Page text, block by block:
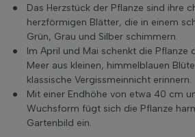
Das Herzstück der Pflanze sind ihre
herzförmigen Blätter, die in einem
Grün, Grau und Silber schimmern.
Im April und Mai schenkt die Pflanze
Meer aus kleinen, himmelblauen
klassische Vergissmeinnicht erinnern.
Mit einer Endhöhe von etwa 40 cm
Wuchsform fügt sich die Pflanze
Gartenbild ein.